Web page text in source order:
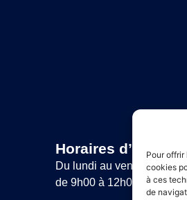
Pour
cookies
à ces
de
Horaires
Du lundi au vendredi :
de 9h00 à 12h00 et de